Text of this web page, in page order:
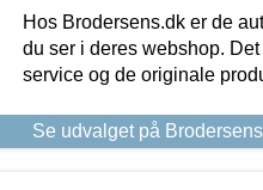
Hos Brodersens.dk er de
du ser i deres webshop.
service og de originale
Se udvalget på